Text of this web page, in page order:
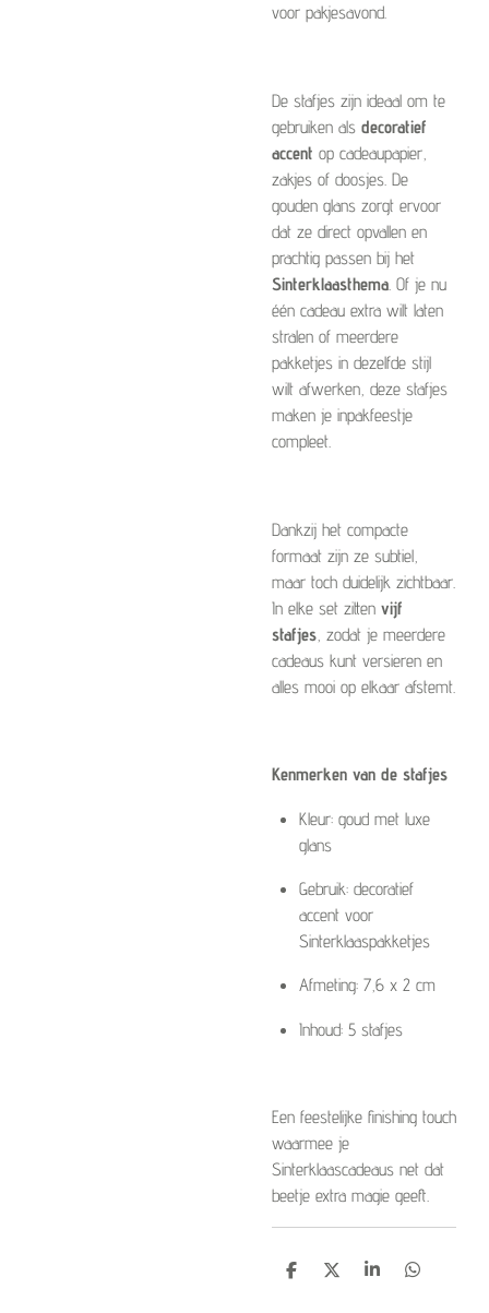
voor pakjesavond.
De stafjes zijn ideaal om te
gebruiken als decoratief
accent op cadeaupapier,
zakjes of doosjes. De
gouden glans zorgt ervoor
dat ze direct opvallen en
prachtig passen bij het
Sinterklaasthema . Of je nu
één cadeau extra wilt laten
stralen of meerdere
pakketjes in dezelfde stijl
wilt afwerken, deze stafjes
maken je inpakfeestje
compleet.
Dankzij het compacte
formaat zijn ze subtiel,
maar toch duidelijk zichtbaar.
In elke set zitten vijf
stafjes , zodat je meerdere
cadeaus kunt versieren en
alles mooi op elkaar afstemt.
Kenmerken van de stafjes
Kleur: goud met luxe
glans
Gebruik: decoratief
accent voor
Sinterklaaspakketjes
Afmeting: 7,6 x 2 cm
Inhoud: 5 stafjes
Een feestelijke finishing touch
waarmee je
Sinterklaascadeaus net dat
beetje extra magie geeft.
D
D
S
D